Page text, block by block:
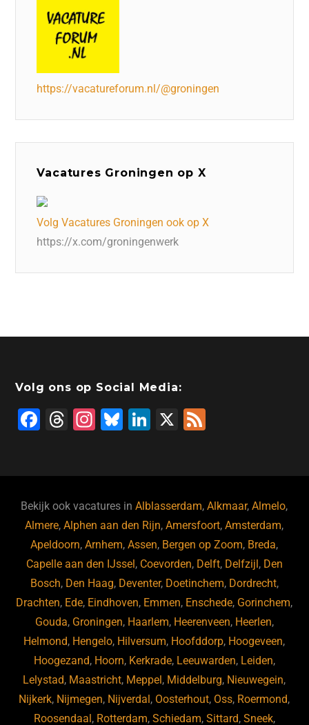
https://vacatureforum.nl/@groningen
Vacatures Groningen op X
Volg Vacatures Groningen ook op X
https://x.com/groningenwerk
Volg ons op Social Media:
F
b
o
o
k
T
d
s
In
a
m
Bl
ky
Li
dI
n
X
Bekijk ook vacatures inAlblasserdam,Alkmaar,Almelo,
Almere,Alphen aan den Rijn,Amersfoort,Amsterdam,
Apeldoorn,Arnhem,Assen, Bergen op Zoom, Breda,
Capelle aan den IJssel, Coevorden, Delft, Delfzijl, Den
Bosch, Den Haag, Deventer, Doetinchem, Dordrecht,
Drachten, Ede, Eindhoven, Emmen, Enschede, Gorinchem,
Gouda, Groningen, Haarlem, Heerenveen, Heerlen,
Helmond, Hengelo, Hilversum, Hoofddorp, Hoogeveen,
Hoogezand, Hoorn, Kerkrade, Leeuwarden, Leiden,
Lelystad, Maastricht, Meppel, Middelburg, Nieuwegein,
Nijkerk, Nijmegen, Nijverdal, Oosterhout, Oss, Roermond,
Roosendaal, Rotterdam, Schiedam, Sittard, Sneek,